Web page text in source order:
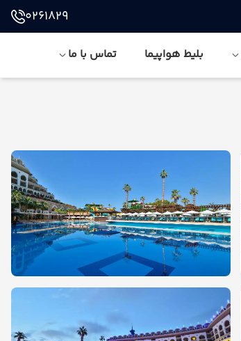
بلیط هواپیما تماس با ما
0261829